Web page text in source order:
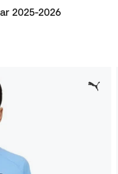
2025-2026